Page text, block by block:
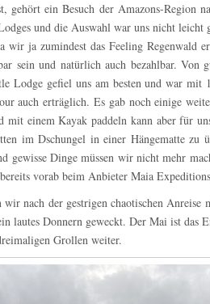
gehört ein Besuch der Amazons-Region
und die Auswahl war uns nicht
wir ja zumindest das Feeling Regenwald
sein und natürlich auch bezahlbar. Von
Lodge gefiel uns am besten und war
auch erträglich. Es gab noch einige
mit einem Kayak paddeln kann aber für
im Dschungel in einer Hängematte zu
gewisse Dinge müssen wir nicht mehr
vorab beim Anbieter Maia
nach der gestrigen chaotischen
lautes Donnern geweckt. Der Mai ist das
Grollen weiter.